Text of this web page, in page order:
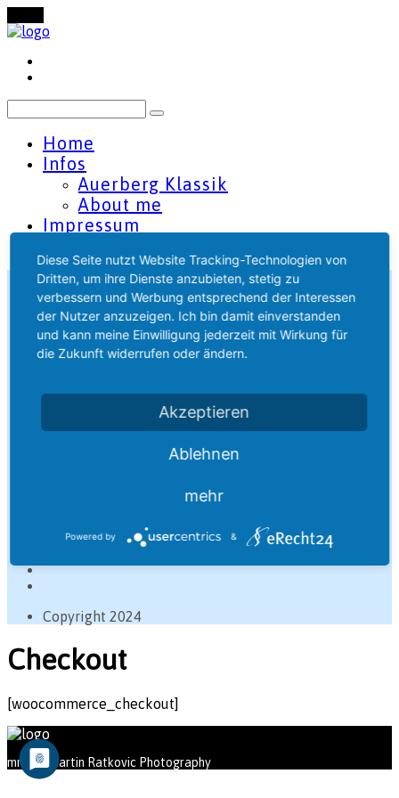
Home
Infos
Auerberg Klassik
About me
Impressum
Home
Datenschutzerklärung
Copyright 2024
Checkout
[woocommerce_checkout]
mrPix - Martin Ratkovic Photography
Diese Seite nutzt Website Tracking-Technologien von
Dritten, um ihre Dienste anzubieten, stetig zu
verbessern und Werbung entsprechend der Interessen
der Nutzer anzuzeigen. Ich bin damit einverstanden
und kann meine Einwilligung jederzeit mit Wirkung für
die Zukunft widerrufen oder ändern.
Akzeptieren
Ablehnen
mehr
Powered by &